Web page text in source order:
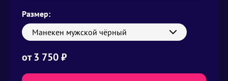
Размер:
Манекен мужской чёрный
от3 750₽